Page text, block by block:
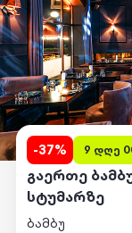
-37% 9 დღე
გაერთე
სტუმარზე
ბამბუ